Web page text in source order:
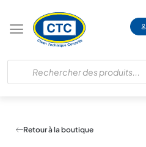
Retour à la boutique